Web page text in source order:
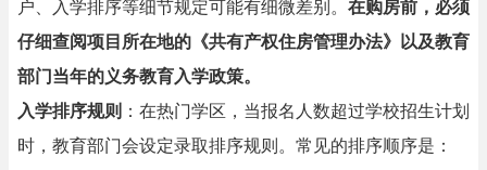
户、入学排序等细节规定可能有细微差别。 在购房前，必须
仔细查阅项目所在地的《共有产权住房管理办法》以及教育
部门当年的义务教育入学政策。
入学排序规则 ：在热门学区，当报名人数超过学校招生计划
时，教育部门会设定录取排序规则。常见的排序顺序是：